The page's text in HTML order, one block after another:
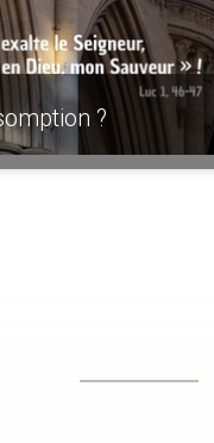
?